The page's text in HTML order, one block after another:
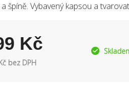
špíně. Vybavený kapsou a
Kč
bez DPH